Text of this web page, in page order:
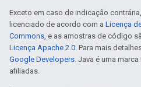
Exceto em caso de indicação
licenciado de acordo com a Licença
Commons, e as amostras de código
Licença Apache 2.0. Para mais
Google Developers. Java é uma
afiliadas.